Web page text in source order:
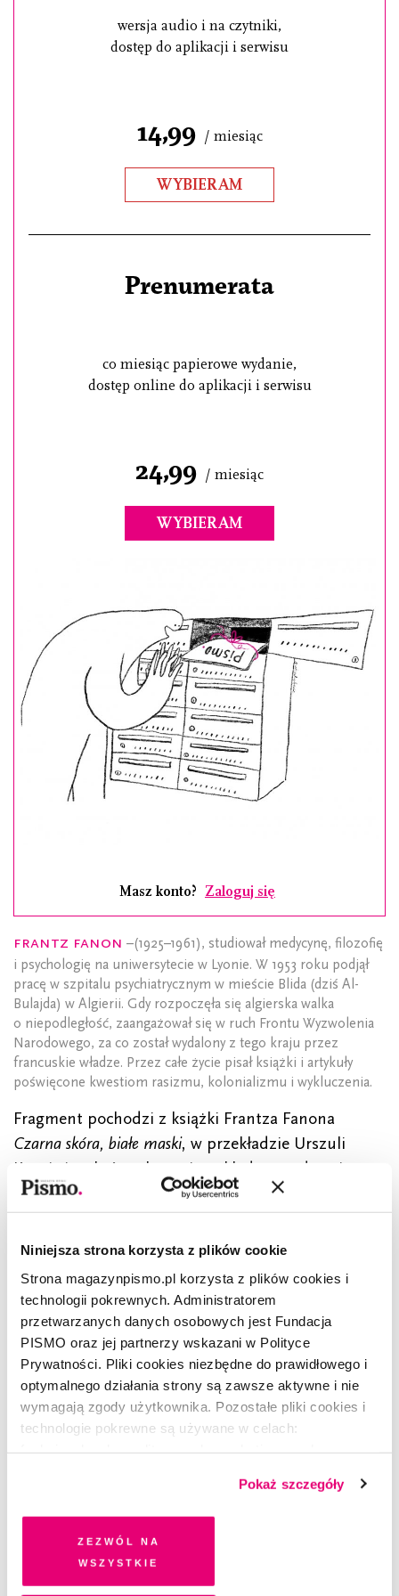
Niniejsza strona korzysta z plików cookie
Strona magazynpismo.pl korzysta z plików cookies i
technologii pokrewnych. Administratorem
przetwarzanych danych osobowych jest Fundacja
PISMO oraz jej partnerzy wskazani w Polityce
Prywatności. Pliki cookies niezbędne do prawidłowego i
optymalnego działania strony są zawsze aktywne i nie
wymagają zgody użytkownika. Pozostałe pliki cookies i
technologie pokrewne są używane w celach:
dobrowolną zgodę na pliki cookies i technologie
pokrewne, zgadzasz się na przechowywanie informacji
na Twoim urządzeniu końcowym lub dostęp do niego i
przetwarzanie danych. Zgodę na wszystkie lub niektóre
Pokaż szczegóły
Zezwól na
wszystkie
wersja audio i na czytniki,
dostęp do aplikacji i serwisu
14,99 / miesiąc
WYBIERAM
Prenumerata
co miesiąc papierowe wydanie,
dostęp online do aplikacji i serwisu
24,99 / miesiąc
WYBIERAM
Masz konto? Zaloguj się
Frantz Fanon –(1925–1961), studiował medycynę, filozofię
i psychologię na uniwersytecie w Lyonie. W 1953 roku podjął
pracę w szpitalu psychiatrycznym w mieście Blida (dziś Al-
Bulajda) w Algierii. Gdy rozpoczęła się algierska walka
o niepodległość, zaangażował się w ruch Frontu Wyzwolenia
Narodowego, za co został wydalony z tego kraju przez
francuskie władze. Przez całe życie pisał książki i artykuły
poświęcone kwestiom rasizmu, kolonializmu i wykluczenia.
Fragment pochodzi z książki Frantza Fanona
Czarna skóra, białe maski, w przekładzie Urszuli
Kropiwiec, która ukaże się nakładem wydawnictwa
Karakter 9 września 2020.
CZYTAJ TAKŻE